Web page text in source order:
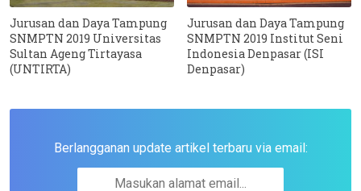
Jurusan dan Daya Tampung
SNMPTN 2019 Universitas
Sultan Ageng Tirtayasa
(UNTIRTA)
Jurusan dan Daya Tampung
SNMPTN 2019 Institut Seni
Indonesia Denpasar (ISI
Denpasar)
Berlangganan update artikel terbaru via email: